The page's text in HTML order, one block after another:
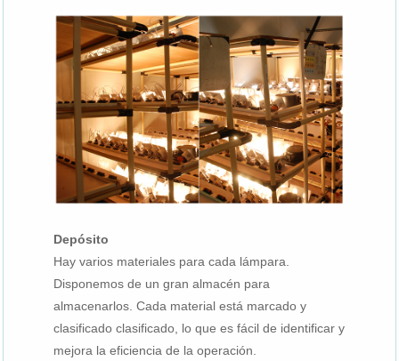
Depósito
Hay varios materiales para cada lámpara.
Disponemos de un gran almacén para
almacenarlos. Cada material está marcado y
clasificado clasificado, lo que es fácil de identificar y
mejora la eficiencia de la operación.